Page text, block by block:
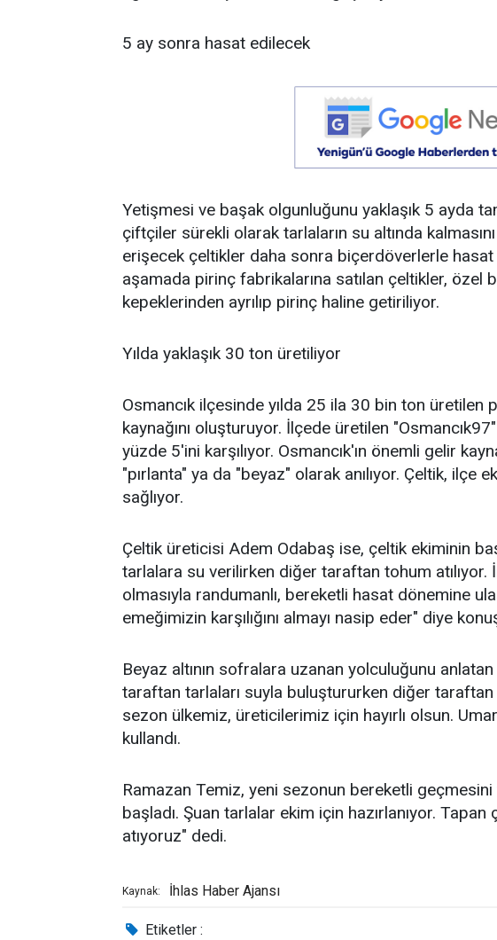
5 ay sonra hasat edilecek
Yetişmesi ve başak olgunluğunu yaklaşık 5 ayda
çiftçiler sürekli olarak tarlaların su altında
erişecek çeltikler daha sonra biçerdöverlerle
aşamada pirinç fabrikalarına satılan çeltikler, özel
kepeklerinden ayrılıp pirinç haline getiriliyor.
Yılda yaklaşık 30 ton üretiliyor
Osmancık ilçesinde yılda 25 ila 30 bin ton üretilen
kaynağını oluşturuyor. İlçede üretilen
yüzde 5'ini karşılıyor. Osmancık'ın önemli gelir
"pırlanta" ya da "beyaz" olarak anılıyor. Çeltik, ilçe
sağlıyor.
Çeltik üreticisi Adem Odabaş ise, çeltik ekiminin
tarlalara su verilirken diğer taraftan tohum atılıyor.
olmasıyla randumanlı, bereketli hasat dönemine
emeğimizin karşılığını almayı nasip eder" diye
Beyaz altının sofralara uzanan yolculuğunu
taraftan tarlaları suyla buluştururken diğer taraftan
sezon ülkemiz, üreticilerimiz için hayırlı olsun.
kullandı.
Ramazan Temiz, yeni sezonun bereketli
başladı. Şuan tarlalar ekim için hazırlanıyor.
atıyoruz" dedi.
Kaynak: İhlas Haber Ajansı
Etiketler :